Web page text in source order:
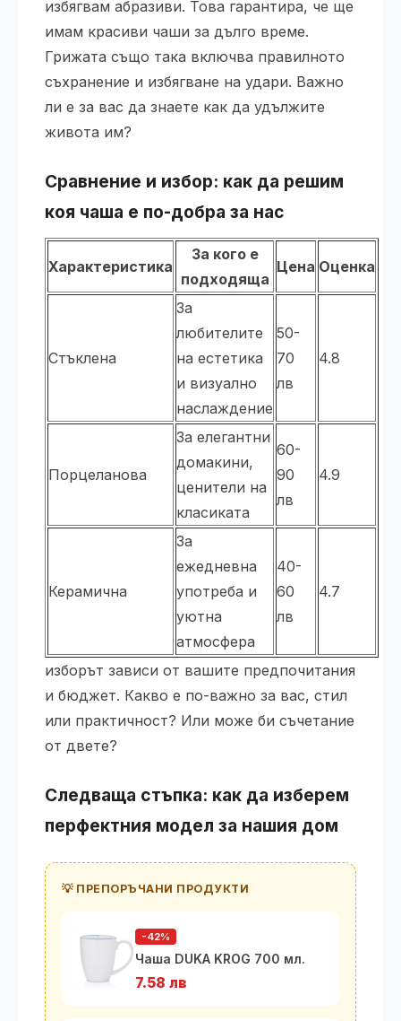
избягвам абразиви. Това гарантира, че ще
имам красиви чаши за дълго време.
Грижата също така включва правилното
съхранение и избягване на удари. Важно
ли е за вас да знаете как да удължите
живота им?
Сравнение и избор: как да решим
коя чаша е по-добра за нас
Характеристика
За кого е
подходяща
Цена Оценка
Стъклена
За
любителите
на естетика
и визуално
наслаждение
50-
70
лв
4.8
Порцеланова
За елегантни
домакини,
ценители на
класиката
60-
90
лв
4.9
Керамична
За
ежедневна
употреба и
уютна
атмосфера
40-
60
лв
4.7
изборът зависи от вашите предпочитания
и бюджет. Какво е по-важно за вас, стил
или практичност? Или може би съчетание
от двете?
Следваща стъпка: как да изберем
перфектния модел за нашия дом
💡 ПРЕПОРЪЧАНИ ПРОДУКТИ
-42%
Чаша DUKA KROG 700 мл.
7.58 лв